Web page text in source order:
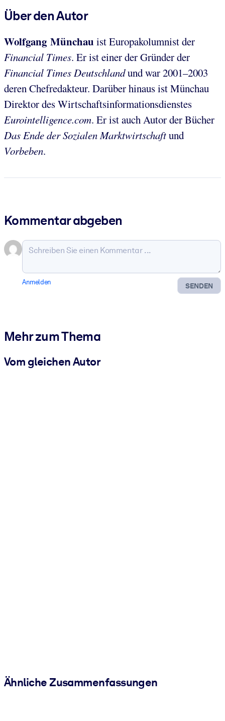
Über den Autor
Wolfgang Münchau ist Europakolumnist der
Financial Times. Er ist einer der Gründer der
Financial Times Deutschlandund war 2001–2003
deren Chefredakteur. Darüber hinaus ist Münchau
Direktor des Wirtschaftsinformationsdienstes
Eurointelligence.com. Er ist auch Autor der Bücher
Das Ende der Sozialen Marktwirtschaftund
Vorbeben.
Kommentar abgeben
SENDEN
Anmelden
Mehr zum Thema
Vom gleichen Autor
Ähnliche Zusammenfassungen